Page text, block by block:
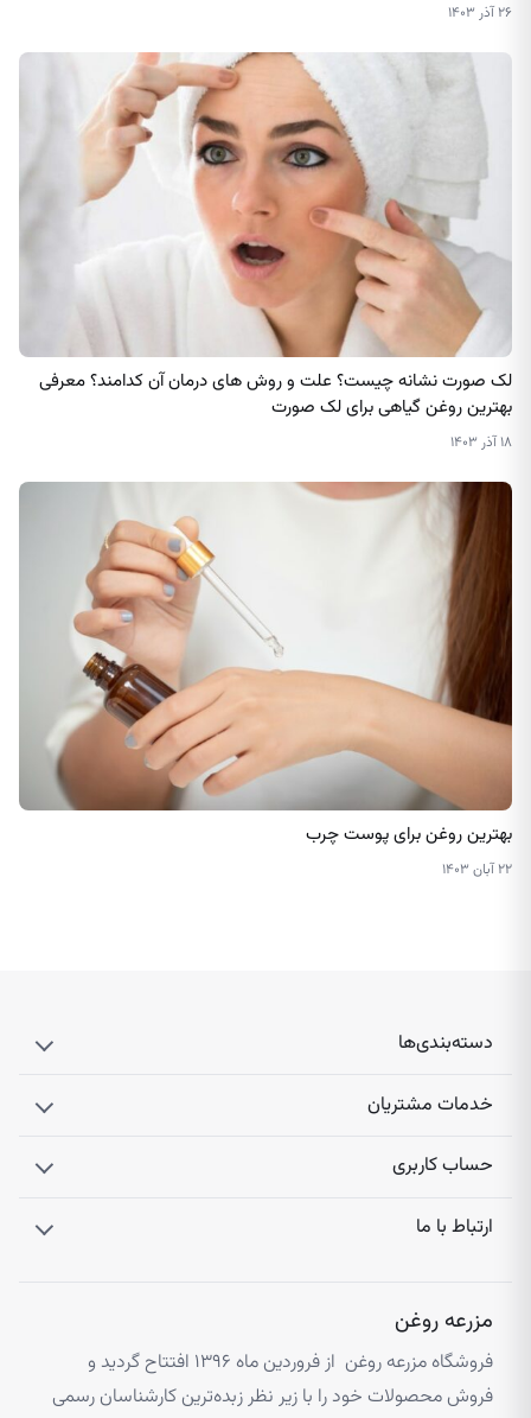
۲۶ آذر ۱۴۰۳
لک صورت نشانه چیست؟ علت و روش‌ های درمان آن کدامند؟ معرفی
بهترین روغن گیاهی برای لک صورت
۱۸ آذر ۱۴۰۳
بهترین روغن برای پوست چرب
۲۲ آبان ۱۴۰۳
دسته‌بندی‌ها
خدمات مشتریان
حساب کاربری
ارتباط با ما
مزرعه روغن
فروشگاه مزرعه روغن از فروردین ماه ۱۳۹۶ افتتاح گردید و
فروش محصولات خود را با زیر نظر زبده‌ترین کارشناسان رسمی